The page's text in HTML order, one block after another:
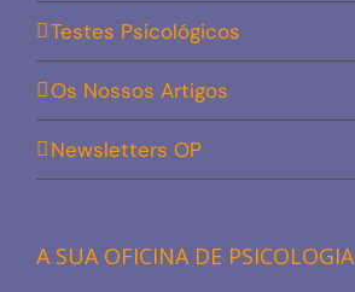
Testes Psicológicos
Os Nossos Artigos
Newsletters OP
A SUA OFICINA DE PSICOLOGIA